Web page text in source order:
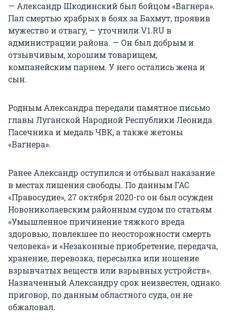
— Александр Шкодинский был бойцом «Вагнера».
Пал смертью храбрых в боях за Бахмут, проявив
мужество и отвагу, — уточнили V1.RU в
администрации района. — Он был добрым и
отзывчивым, хорошим товарищем,
компанейским парнем. У него остались жена и
сын.
Родным Александра передали памятное письмо
главы Луганской Народной Республики Леонида
Пасечника и медаль ЧВК, а также жетоны
«Вагнера».
Ранее Александр оступился и отбывал наказание
в местах лишения свободы. По данным ГАС
«Правосудие», 27 октября 2020-го он был осужден
Новониколаевским районным судом по статьям
«Умышленное причинение тяжкого вреда
здоровью, повлекшее по неосторожности смерть
человека» и «Незаконные приобретение, передача,
хранение, перевозка, пересылка или ношение
взрывчатых веществ или взрывных устройств».
Назначенный Александру срок неизвестен, однако
приговор, по данным областного суда, он не
обжаловал.